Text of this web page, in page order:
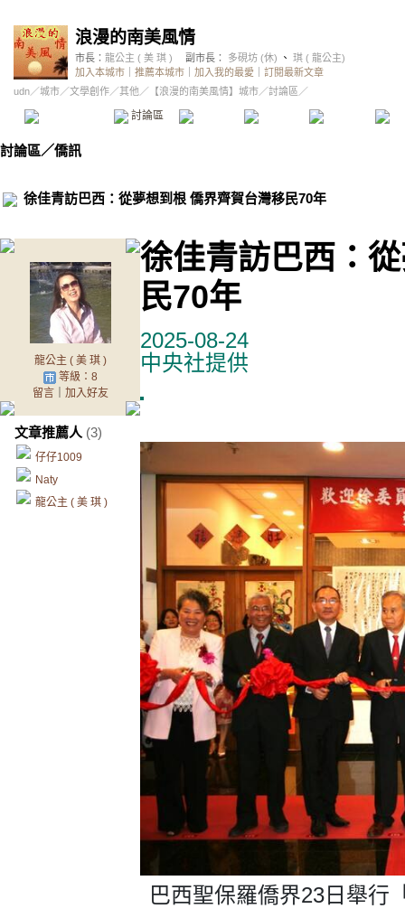
浪漫的南美風情
市長： 龍公主 ( 美 琪 ) 副市長： 多硯坊 (休) 、 琪 ( 龍公主)
加入本城市
推薦本城市 加入我的最愛
訂閱最新文章
udn／城市／文學創作／其他 ／ 【浪漫的南美風情】城市／討論區／
討論區 精華區 投票區 影像館
討論區／僑訊
徐佳青訪巴西：從夢想到根 僑界齊賀台灣移民70年
龍公主 ( 美 琪 )
等級：8
留言｜ 加入好友
文章推薦人 (3)
仔仔1009
Naty
龍公主 ( 美 琪 )
徐佳青訪巴西：
民70年
2025-08-24
中央社提供
巴西聖保羅僑界23日舉行